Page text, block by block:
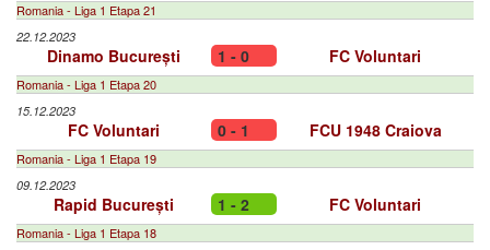
Romania - Liga 1 Etapa 21
22.12.2023
Dinamo București 1 - 0 FC Voluntari
Romania - Liga 1 Etapa 20
15.12.2023
FC Voluntari 0 - 1 FCU 1948 Craiova
Romania - Liga 1 Etapa 19
09.12.2023
Rapid București 1 - 2 FC Voluntari
Romania - Liga 1 Etapa 18